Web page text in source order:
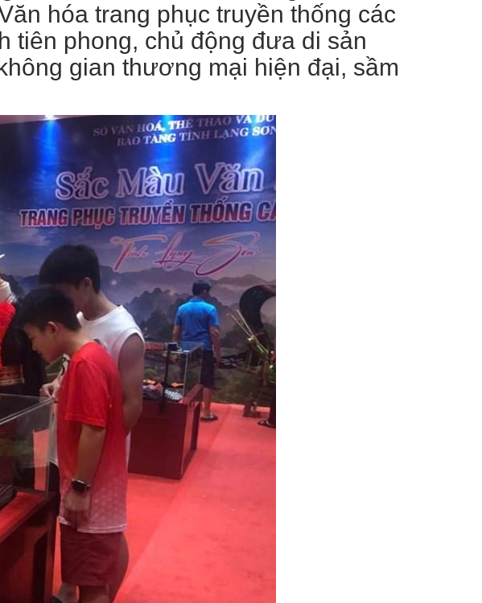
hóa trang phục truyền thống các
tiên phong, chủ động đưa di sản
gian thương mại hiện đại, sầm